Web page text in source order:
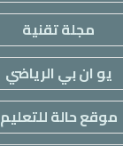
مجلة تقنية
يو ان بي الرياضي
موقع حالة للتعليم